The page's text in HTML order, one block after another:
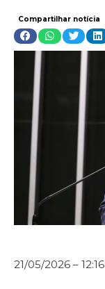
Compartilhar notícia
21/05/2026 – 12:16